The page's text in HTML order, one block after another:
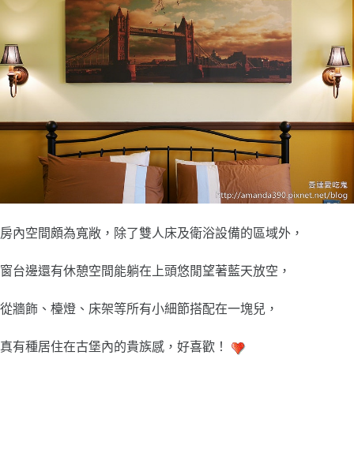
房內空間頗為寬敞，除了雙人床及衛浴設備的區域外，
窗台邊還有休憩空間能躺在上頭悠閒望著藍天放空，
從牆飾、檯燈、床架等所有小細節搭配在一塊兒，
真有種居住在古堡內的貴族感，好喜歡！